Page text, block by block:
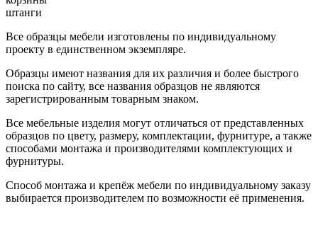
штанги
Все образцы мебели изготовлены по индивидуальному
проекту в единственном экземпляре.
Образцы имеют названия для их различия и более быстрого
поиска по сайту, все названия образцов не являются
зарегистрированным товарным знаком.
Все мебельные изделия могут отличаться от представленных
образцов по цвету, размеру, комплектации, фурнитуре, а также
способами монтажа и производителями комплектующих и
фурнитуры.
Способ монтажа и крепёж мебели по индивидуальному заказу
выбирается производителем по возможности её применения.